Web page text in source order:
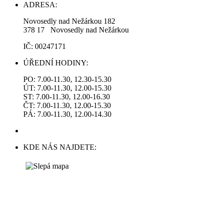
ADRESA:
Novosedly nad Nežárkou 182
378 17 Novosedly nad Nežárkou
IČ: 00247171
ÚŘEDNÍ HODINY:
PO: 7.00-11.30, 12.30-15.30
ÚT: 7.00-11.30, 12.00-15.30
ST: 7.00-11.30, 12.00-16.30
ČT: 7.00-11.30, 12.00-15.30
PÁ: 7.00-11.30, 12.00-14.30
KDE NÁS NAJDETE: